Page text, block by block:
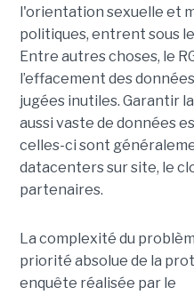
l'orientation sexuelle et
politiques, entrent sous
Entre autres choses, le
l’effacement des
jugées inutiles. Garantir
aussi vaste de données
celles-ci sont
datacenters sur site, le
partenaires.
La complexité du
priorité absolue de la
enquête réalisée par le